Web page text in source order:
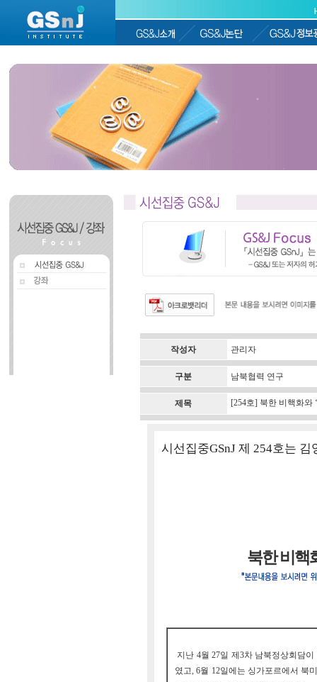
작성자 관리자
구분 남북협력 연구
제목 [254호] 북한 비핵화와
시선집중GSnJ 제 254호는
북한 비핵
지난 4월 27일 제3차 남북정상회담
였고, 6월 12일에는 싱가포르에서 북